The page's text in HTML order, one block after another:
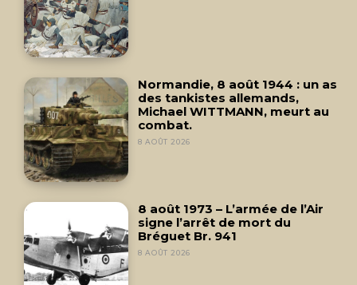
Normandie, 8 août 1944 : un as
des tankistes allemands,
Michael WITTMANN, meurt au
combat.
8 AOÛT 2026
8 août 1973 – L’armée de l’Air
signe l’arrêt de mort du
Bréguet Br. 941
8 AOÛT 2026